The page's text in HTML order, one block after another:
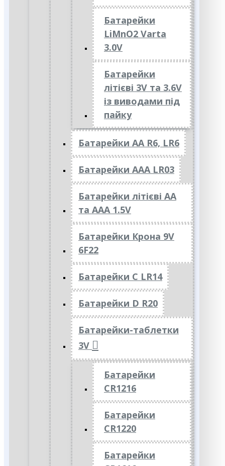
Батарейки
LiMnO2 Varta
3.0V
Батарейки
літієві 3V та 3.6V
із виводами під
пайку
Батарейки АА R6, LR6
Батарейки АAА LR03
Батарейки літієві АА
та ААА 1.5V
Батарейки Крона 9V
6F22
Батарейки C LR14
Батарейки D R20
Батарейки-таблетки
3V
Батарейки
CR1216
Батарейки
CR1220
Батарейки